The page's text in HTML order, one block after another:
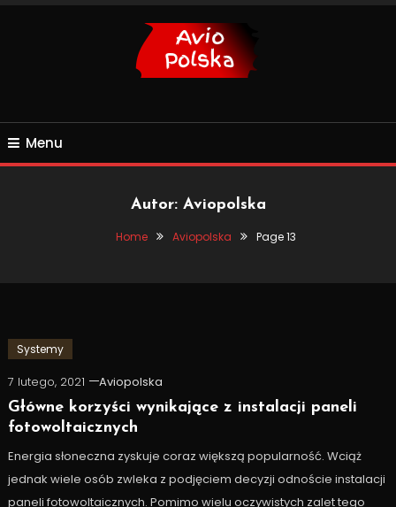
Menu
Autor: Aviopolska
Home Aviopolska Page 13
Systemy
7 lutego, 2021
Aviopolska
Główne korzyści wynikające z instalacji paneli
fotowoltaicznych
Energia słoneczna zyskuje coraz większą popularność. Wciąż
jednak wiele osób zwleka z podjęciem decyzji odnoście instalacji
paneli fotowoltaicznych. Pomimo wielu oczywistych zalet tego